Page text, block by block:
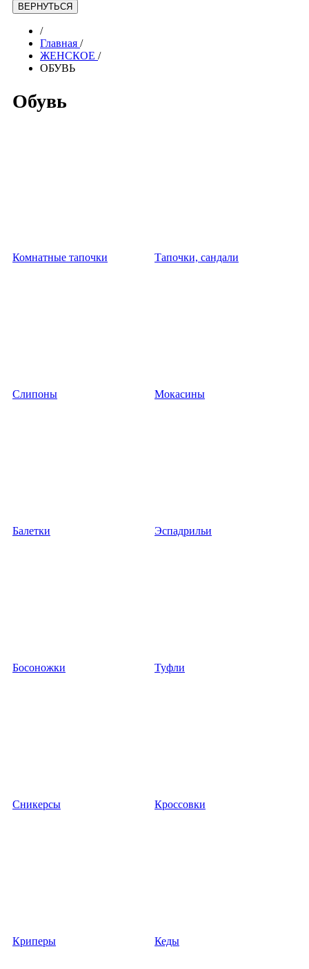
/
Главная /
ЖЕНСКОЕ /
ОБУВЬ
Обувь
Комнатные тапочки Тапочки, сандали
Слипоны Мокасины
Балетки Эспадрильи
Босоножки Туфли
Сникерсы Кроссовки
Криперы Кеды